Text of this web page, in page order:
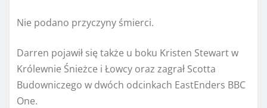
Nie podano przyczyny śmierci.
Darren pojawił się także u boku Kristen Stewart w
Królewnie Śnieżce i Łowcy oraz zagrał Scotta
Budowniczego w dwóch odcinkach EastEnders BBC
One.